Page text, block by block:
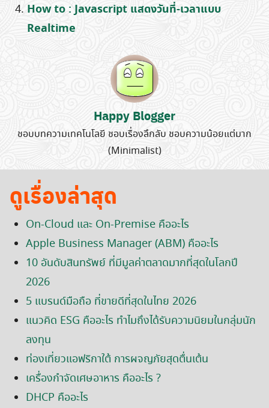
How to : Javascript แสดงวันที่-เวลาแบบ
Realtime
Happy Blogger
ชอบบทความเทคโนโลยี ชอบเรื่องลึกลับ ชอบความน้อยแต่มาก
(Minimalist)
ดูเรื่องล่าสุด
On-Cloud และ On-Premise คืออะไร
Apple Business Manager (ABM) คืออะไร
10 อันดับสินทรัพย์ ที่มีมูลค่าตลาดมากที่สุดในโลกปี
2026
5 แบรนด์มือถือ ที่ขายดีที่สุดในไทย 2026
แนวคิด ESG คืออะไร ทำไมถึงได้รับความนิยมในกลุ่มนัก
ลงทุน
ท่องเที่ยวแอฟริกาใต้ การผจญภัยสุดตื่นเต้น
เครื่องกำจัดเศษอาหาร คืออะไร ?
DHCP คืออะไร